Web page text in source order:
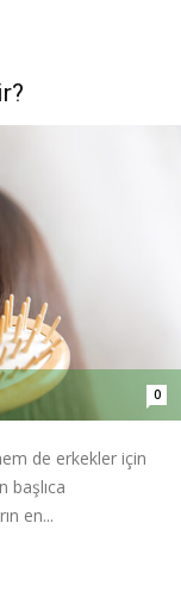
0
de erkekler için
başlıca
en...